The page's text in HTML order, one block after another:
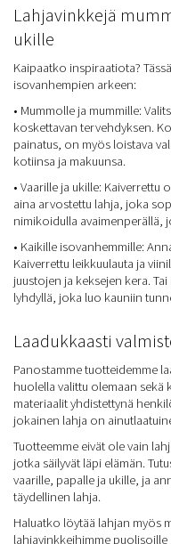
Lahjavinkkejä
ukille
Kaipaatko inspiraatiota?
isovanhempien arkeen:
• Mummolle ja mummille:
koskettavan tervehdyksen.
painatus, on myös loistava
kotiinsa ja makuunsa.
• Vaarille ja ukille:
aina arvostettu lahja, joka
nimikoidulla avaimenperällä,
• Kaikille isovanhemmille:
Kaiverrettu leikkuulauta ja
juustojen ja keksejen kera.
lyhdyllä, joka luo kauniin
Laadukkaasti
Panostamme tuotteidemme
huolella valittu olemaan sekä
materiaalit yhdistettynä
jokainen lahja on
Tuotteemme eivät ole vain
jotka säilyvät läpi elämän.
vaarille, papalle ja ukille, ja
täydellinen lahja.
Haluatko löytää lahjan myös
lahjavinkkeihimme puolisoille